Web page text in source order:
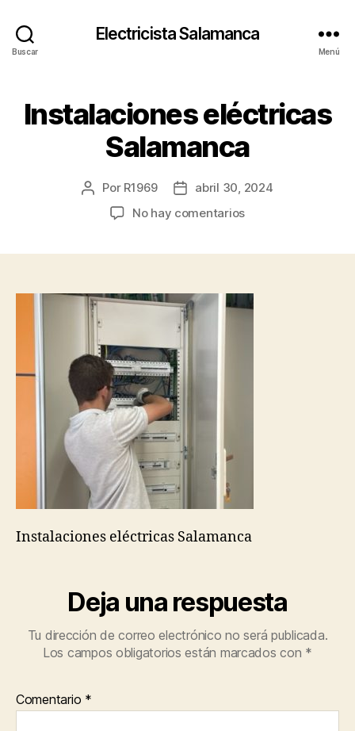
Buscar
Electricista Salamanca
Menú
Instalaciones eléctricas
Salamanca
Autor
Por R1969
Fechaabril 30, 2024
No hay comentariosen
Instalaciones eléctricas Salamanca
Deja una respuesta
Tu dirección de correo electrónico no será publicada.
Los campos obligatorios están marcados con *
Comentario *